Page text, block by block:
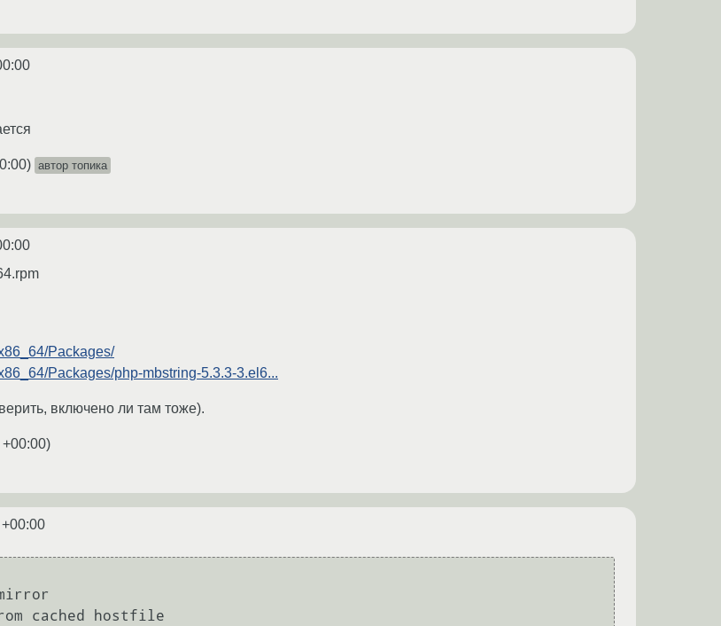
) автор топика
Packages/
Packages/php-mbstring-5.3.3-3.el6...
включено ли там тоже).
)
cached hostfile